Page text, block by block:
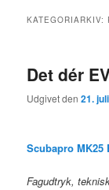
KATEGORIARKIV:
Det dér
Udgivet den21.
Scubapro MK25
Fagudtryk,